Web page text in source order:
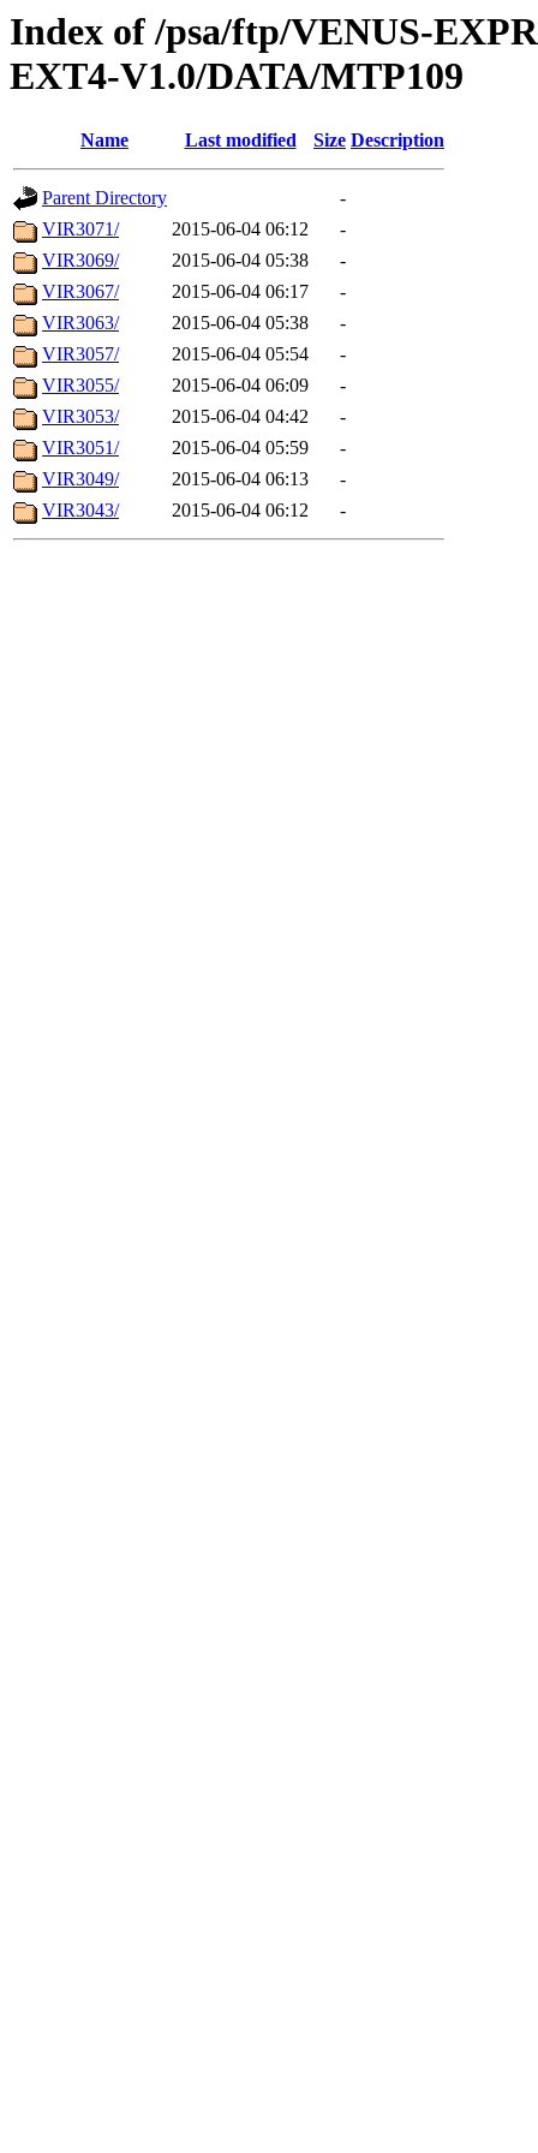
Index of /psa/ftp/VENUS-
EXT4-V1.0/DATA/MTP109
Name Last modified Size Description
Parent Directory
-
VIR3071/
2015-06-04 06:12
-
VIR3069/
2015-06-04 05:38
-
VIR3067/
2015-06-04 06:17
-
VIR3063/
2015-06-04 05:38
-
VIR3057/
2015-06-04 05:54
-
VIR3055/
2015-06-04 06:09
-
VIR3053/
2015-06-04 04:42
-
VIR3051/
2015-06-04 05:59
-
VIR3049/
2015-06-04 06:13
-
VIR3043/
2015-06-04 06:12 -